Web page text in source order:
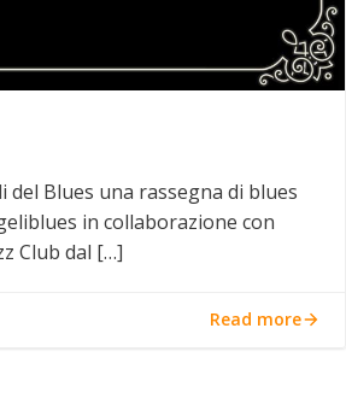
Blues una rassegna di blues
in collaborazione con
Club dal […]
Read more